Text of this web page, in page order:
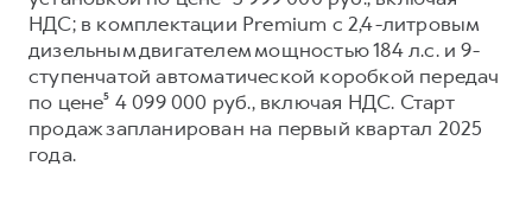
Автомобильные аксессуары
Коллекция CITY
Коллекция Базовая
Коллекция Детская
Коллекция CITY
Коллекция Базовая
Коллекция Детская
НДС; в комплектации Premium с 2,4-литровым
дизельным двигателем мощностью 184 л.с. и 9-
ступенчатой автоматической коробкой передач
по цене⁵ 4 099 000 руб., включая НДС. Старт
продаж запланирован на первый квартал 2025
года.